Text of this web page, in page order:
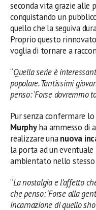
seconda vita grazie alle
conquistando un
quello che la seguiva
Proprio questo
voglia di tornare a
“Quella serie è
popolare. Tantissimi
penso: ‘Forse dovremmo
Pur senza confermare
Murphyha ammesso di
realizzare unanuova
la porta ad un
ambientato nello
“La nostalgia e l’affetto
che penso: ‘Forse alla
incarnazione di quello